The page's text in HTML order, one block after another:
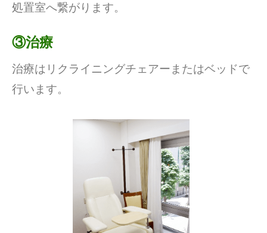
処置室へ繋がります。
③治療
治療はリクライニングチェアーまたはベッドで
行います。